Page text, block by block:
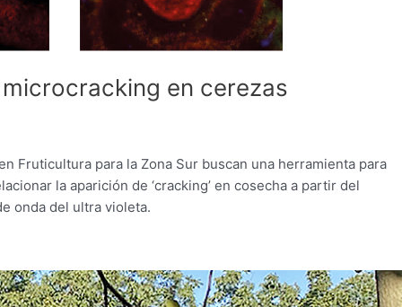
en cerezas
Fruticultura para la Zona Sur buscan una herramienta para
la aparición de ‘cracking’ en cosecha a partir del
onda del ultra violeta.